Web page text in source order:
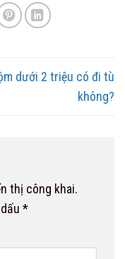
dưới 2 triệu có đi tù
không?
thị công khai.
*